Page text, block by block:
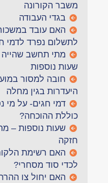
משבר הקורונה
בגדי העבודה
האם עובד
לתשלום נפרד לדמי
מתי תחשב שהייה
שעות נוספות
חובה למסור
היעדרות בגין מחלה
דמי חגים- על מי
כוללת ההוכחה?
שעות נוספות –
חזקה
האם רשימת
לכדי סוד מסחרי?
האם יחול צו